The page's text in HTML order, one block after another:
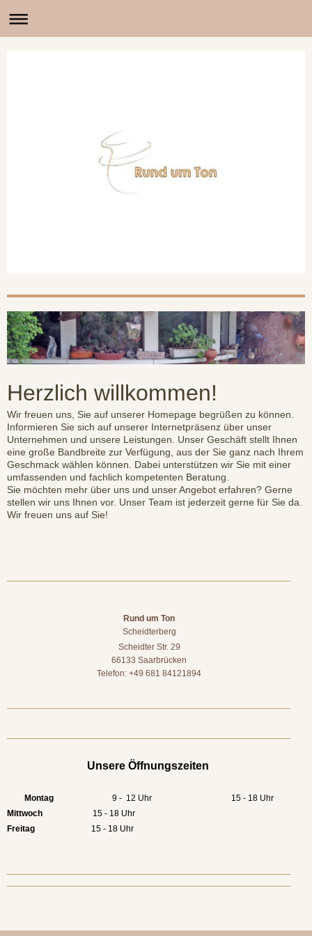
Herzlich willkommen!
Wir freuen uns, Sie auf unserer Homepage begrüßen zu können.
Informieren Sie sich auf unserer Internetpräsenz über unser
Unternehmen und unsere Leistungen. Unser Geschäft stellt Ihnen
eine große Bandbreite zur Verfügung, aus der Sie ganz nach Ihrem
Geschmack wählen können. Dabei unterstützen wir Sie mit einer
umfassenden und fachlich kompetenten Beratung.
Sie möchten mehr über uns und unser Angebot erfahren? Gerne
stellen wir uns Ihnen vor. Unser Team ist jederzeit gerne für Sie da.
Wir freuen uns auf Sie!
Rund um Ton
Scheidterberg
Scheidter Str. 29
66133 Saarbrücken
Telefon: +49 681 84121894
Unsere Öffnungszeiten
Montag 9 - 12 Uhr 15 - 18 Uhr
Mittwoch
15 - 18 Uhr
Freitag
15 - 18 Uhr